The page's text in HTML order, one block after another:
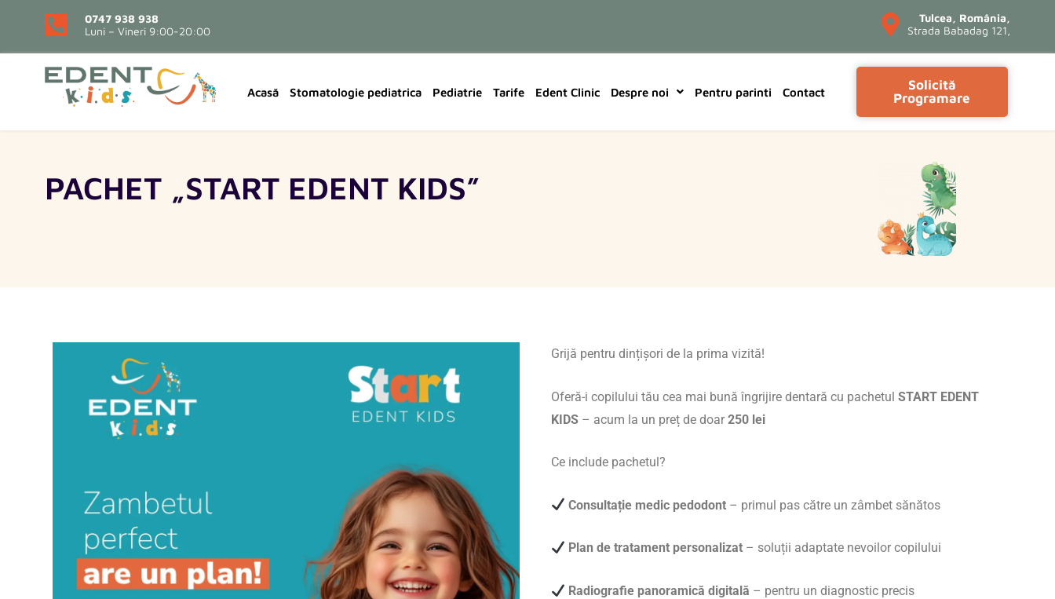
0747 938 938
Luni – Vineri 9:00-20:00
Tulcea, România,
Strada Babadag 121,
Acasă Stomatologie pediatrica Pediatrie Tarife Edent Clinic Despre noi Pentru parinti Contact
Solicită
Programare
PACHET „START EDENT KIDS”
Grijă pentru dințișori de la prima vizită!
Oferă-i copilului tău cea mai bună îngrijire dentară cu pachetul START EDENT
KIDS – acum la un preț de doar 250 lei
Ce include pachetul?
Consultație medic pedodont – primul pas către un zâmbet sănătos
Plan de tratament personalizat – soluții adaptate nevoilor copilului
Radiografie panoramică digitală – pentru un diagnostic precis